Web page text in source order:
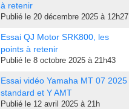
à retenir
Publié le 20 décembre 2025 à 12h27
Essai QJ Motor SRK800, les
points à retenir
Publié le 8 octobre 2025 à 21h43
Essai vidéo Yamaha MT 07 2025
standard et Y AMT
Publié le 12 avril 2025 à 21h